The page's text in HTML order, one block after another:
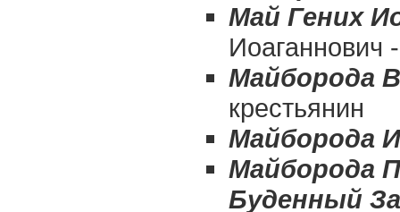
Май Гених
Иоаганнович
Майборода
крестьянин
Майборода
Майборода
Буденный